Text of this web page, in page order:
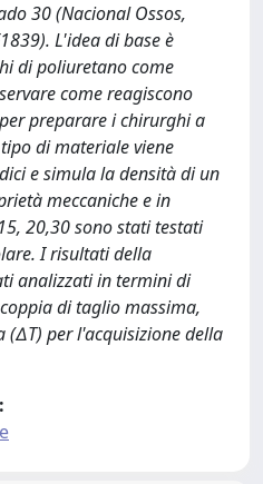
30 (Nacional Ossos,
L'idea di base è
di poliuretano come
come reagiscono
preparare i chirurghi a
di materiale viene
e simula la densità di un
meccaniche e in
20,30 sono stati testati
I risultati della
analizzati in termini di
di taglio massima,
per l'acquisizione della